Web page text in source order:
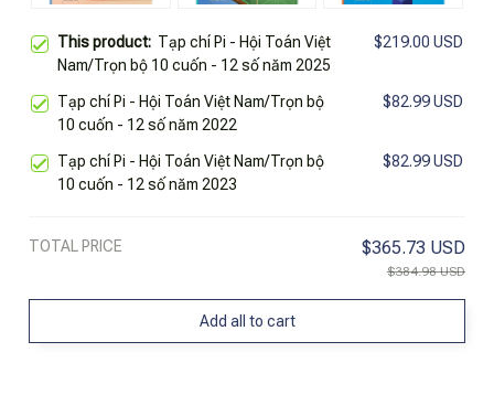
This product: Tạp chí Pi - Hội Toán Việt
Nam/Trọn bộ 10 cuốn - 12 số năm 2025
$219.00 USD
Tạp chí Pi - Hội Toán Việt Nam/Trọn bộ
10 cuốn - 12 số năm 2022
$82.99 USD
Tạp chí Pi - Hội Toán Việt Nam/Trọn bộ
10 cuốn - 12 số năm 2023
$82.99 USD
TOTAL PRICE $365.73 USD
$384.98 USD
Add all to cart